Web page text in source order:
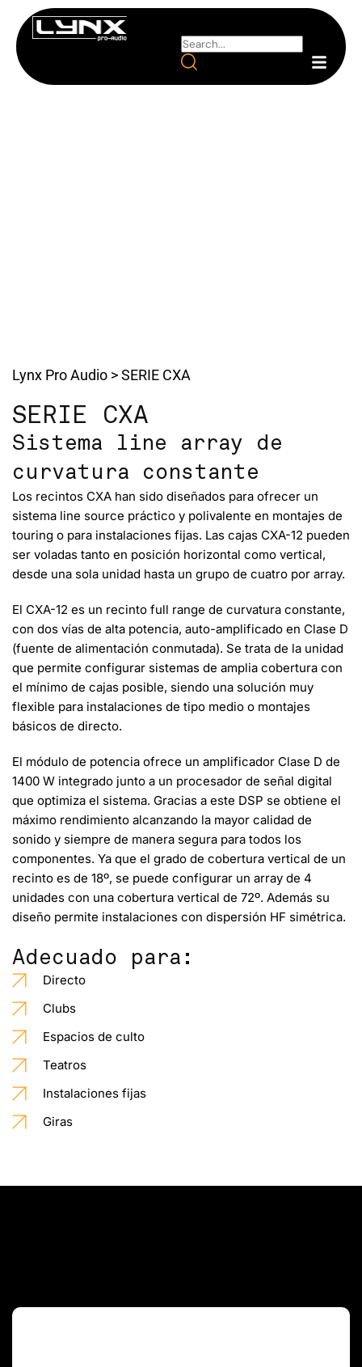
Lynx Pro Audio >SERIE CXA
SERIE CXA
Sistema line array de
curvatura constante
Los recintos CXA han sido diseñados para ofrecer un
sistema line source práctico y polivalente en montajes de
touring o para instalaciones fijas. Las cajas CXA-12 pueden
ser voladas tanto en posición horizontal como vertical,
desde una sola unidad hasta un grupo de cuatro por array.
El CXA-12 es un recinto full range de curvatura constante,
con dos vías de alta potencia, auto-amplificado en Clase D
(fuente de alimentación conmutada). Se trata de la unidad
que permite configurar sistemas de amplia cobertura con
el mínimo de cajas posible, siendo una solución muy
flexible para instalaciones de tipo medio o montajes
básicos de directo.
El módulo de potencia ofrece un amplificador Clase D de
1400 W integrado junto a un procesador de señal digital
que optimiza el sistema. Gracias a este DSP se obtiene el
máximo rendimiento alcanzando la mayor calidad de
sonido y siempre de manera segura para todos los
componentes. Ya que el grado de cobertura vertical de un
recinto es de 18º, se puede configurar un array de 4
unidades con una cobertura vertical de 72º. Además su
diseño permite instalaciones con dispersión HF simétrica.
Adecuado para:
Directo
Clubs
Espacios de culto
Teatros
Instalaciones fijas
Giras